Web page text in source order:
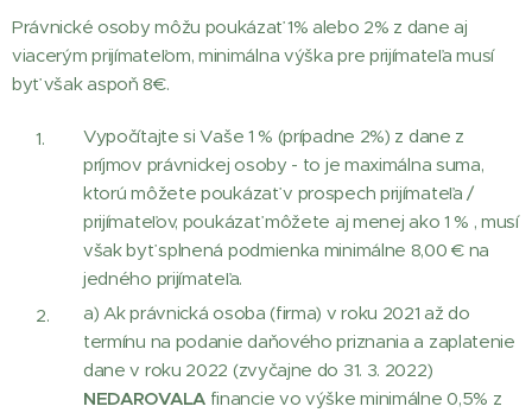
Právnické osoby môžu poukázať 1% alebo 2% z dane aj
viacerým prijímateľom, minimálna výška pre prijímateľa musí
byť však aspoň 8€.
Vypočítajte si Vaše 1 % (prípadne 2%) z dane z
príjmov právnickej osoby - to je maximálna suma,
ktorú môžete poukázať v prospech prijímateľa /
prijímateľov, poukázať môžete aj menej ako 1 % , musí
však byť splnená podmienka minimálne 8,00 € na
jedného prijímateľa.
a) Ak právnická osoba (firma) v roku 2021 až do
termínu na podanie daňového priznania a zaplatenie
dane v roku 2022 (zvyčajne do 31. 3. 2022)
NEDAROVALAfinancie vo výške minimálne 0,5% z